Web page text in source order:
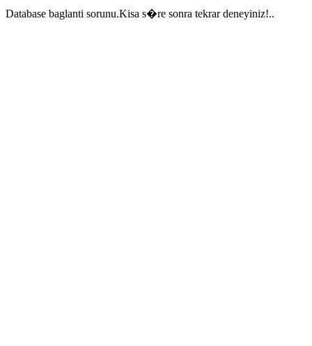
Database baglanti sorunu.Kisa s�re sonra tekrar deneyiniz!..